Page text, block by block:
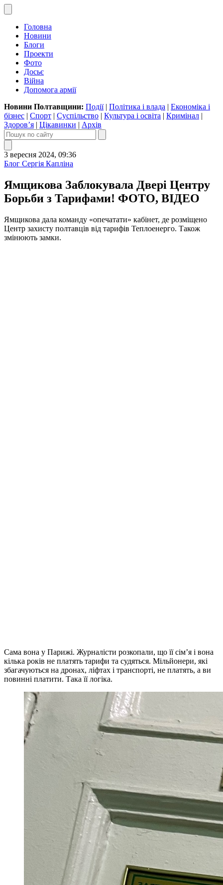
Головна
Новини
Блоги
Проекти
Фото
Досьє
Війна
Допомога армії
Новини Полтавщини: Події| Політика і влада | Економіка і
бізнес | Спорт | Суспільство | Культура і освіта | Кримінал |
Здоров’я | Цікавинки | Архів
3 вересня 2024, 09:36
Блог Сергія Капліна
Ямщикова Заблокувала Двері Центру
Борьби з Тарифами! ФОТО, ВІДЕО
Ямщикова дала команду «опечатати» кабінет, де розміщено
Центр захисту полтавців від тарифів Теплоенерго. Також
змінюють замки.
Сама вона у Парижі. Журналісти розкопали, що її сім’я і вона
кілька років не платять тарифи та судяться. Мільйонери, які
збагачуються на дронах, ліфтах і транспорті, не платять, а ви
повинні платити. Така її логіка.